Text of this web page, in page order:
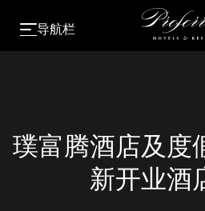
导航栏
璞富腾酒店及度
新开业酒